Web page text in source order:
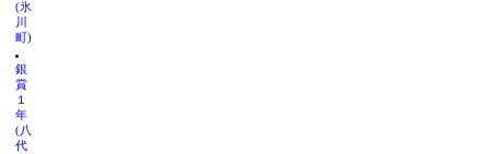
(氷
川
町)
銀
賞
１
年
(八
代